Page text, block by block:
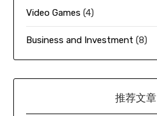
Video Games (4)
Business and Investment (8)
推荐文章